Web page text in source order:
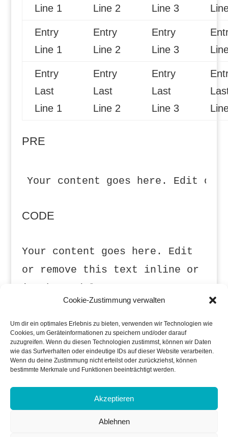
Cookie-Zustimmung verwalten
Um dir ein optimales Erlebnis zu bieten, verwenden wir Technologien wie
Cookies, um Geräteinformationen zu speichern und/oder darauf
zuzugreifen. Wenn du diesen Technologien zustimmst, können wir Daten
wie das Surfverhalten oder eindeutige IDs auf dieser Website verarbeiten.
Wenn du deine Zustimmung nicht erteilst oder zurückziehst, können
bestimmte Merkmale und Funktionen beeinträchtigt werden.
Akzeptieren
Ablehnen
Line 1
Line 2
Line 3
Entry
Line 1
Entry
Line 2
Entry
Line 3
Entry
Last
Line 1
Entry
Last
Line 2
Entry
Last
Line 3
PRE
Your content goes here. Edit or
CODE
Your content goes here. Edit
or remove this text inline or
settings. You can also style
every aspect of this content
in the module Design settings
and even apply custom CSS to
Advanced settings.